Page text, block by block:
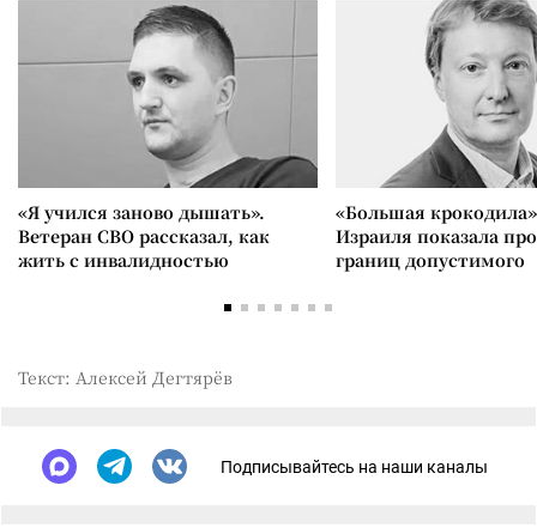
«Я учился заново дышать».
Ветеран СВО рассказал, как
жить с инвалидностью
«Большая
Израиля показала
границ допустимого
Текст: Алексей Дегтярёв
Подписывайтесь на наши каналы